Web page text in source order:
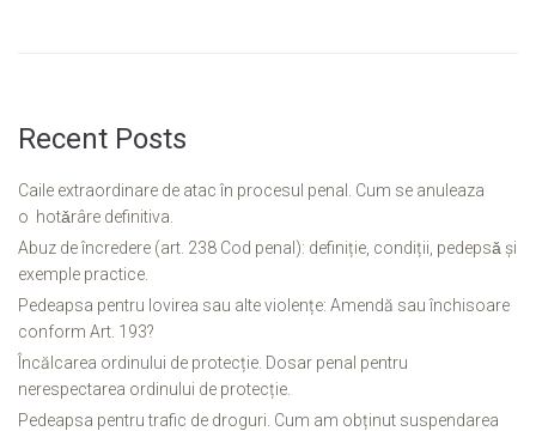
Recent Posts
Caile extraordinare de atac în procesul penal. Cum se anuleaza
o hotǎrâre definitiva.
Abuz de încredere (art. 238 Cod penal): definiție, condiții, pedepsǎ și
exemple practice.
Pedeapsa pentru lovirea sau alte violențe: Amendă sau închisoare
conform Art. 193?
Încălcarea ordinului de protecție. Dosar penal pentru
nerespectarea ordinului de protecție.
Pedeapsa pentru trafic de droguri. Cum am obținut suspendarea